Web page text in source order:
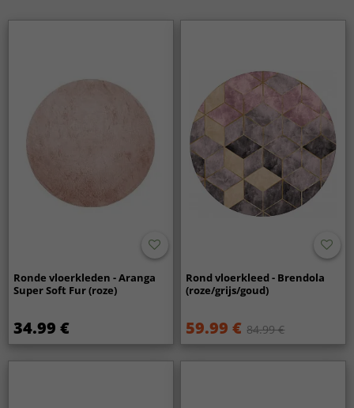
Ronde vloerkleden - Aranga
Super Soft Fur (roze)
34.99 €
Rond vloerkleed - Brendola
(roze/grijs/goud)
59.99 € 84.99 €